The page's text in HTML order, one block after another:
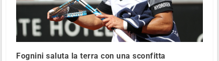
Fognini saluta la terra con una sconfitta